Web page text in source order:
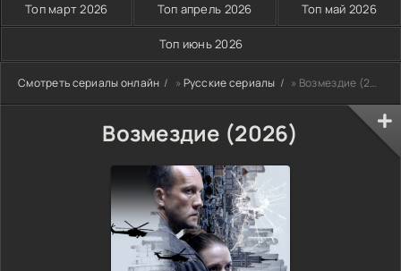
Топ март 2026 Топ апрель 2026 Топ май 2026
Топ июнь 2026
Смотреть сериалы онлайн » Русские сериалы » Возмездие (2026)
Возмездие (2026)